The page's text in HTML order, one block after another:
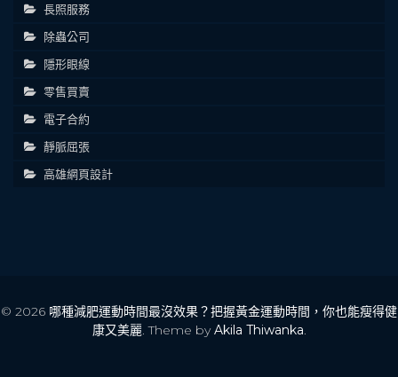
長照服務
除蟲公司
隱形眼線
零售買賣
電子合約
靜脈屈張
高雄網頁設計
© 2026 哪種減肥運動時間最沒效果？把握黃金運動時間，你也能瘦得健
康又美麗. Theme byAkila Thiwanka.